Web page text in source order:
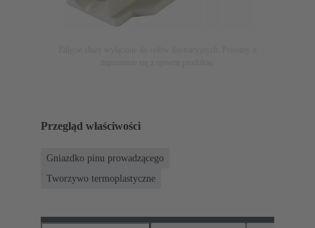
Przegląd właściwości
Gniazdko pinu prowadzącego
Tworzywo termoplastyczne